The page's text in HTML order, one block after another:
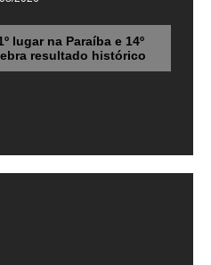
lugar na Paraíba e 14º
resultado histórico